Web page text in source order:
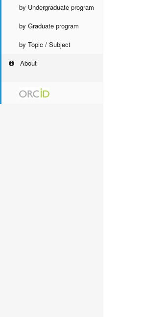
by Undergraduate program
by Graduate program
by Topic / Subject
About